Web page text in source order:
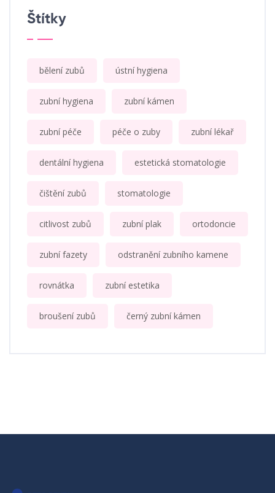
Štítky
bělení zubů ústní hygiena
zubní hygiena zubní kámen
zubní péče péče o zuby zubní lékař
dentální hygiena estetická stomatologie
čištění zubů stomatologie
citlivost zubů zubní plak ortodoncie
zubní fazety odstranění zubního kamene
rovnátka zubní estetika
broušení zubů černý zubní kámen